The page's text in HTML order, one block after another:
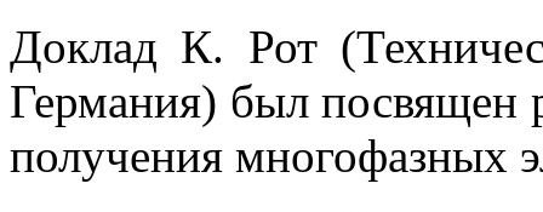
Доклад К. Рот
Германия) был посвящен
получения многофазных